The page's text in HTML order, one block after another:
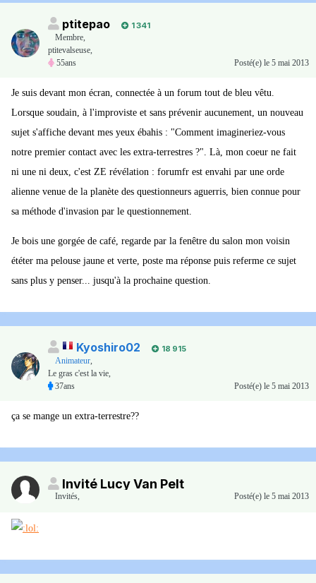
ptitepao
1 341
Membre,
ptitevalseuse,
55ans
Posté(e) le 5 mai 2013
Je suis devant mon écran, connectée à un forum tout de bleu vêtu.
Lorsque soudain, à l'improviste et sans prévenir aucunement, un nouveau
sujet s'affiche devant mes yeux ébahis : "Comment imagineriez-vous
notre premier contact avec les extra-terrestres ?". Là, mon coeur ne fait
ni une ni deux, c'est ZE révélation : forumfr est envahi par une orde
alienne venue de la planète des questionneurs aguerris, bien connue pour
sa méthode d'invasion par le questionnement.
Je bois une gorgée de café, regarde par la fenêtre du salon mon voisin
ététer ma pelouse jaune et verte, poste ma réponse puis referme ce sujet
sans plus y penser... jusqu'à la prochaine question.
Kyoshiro02
18 915
Animateur,
Le gras c'est la vie,
37ans
Posté(e) le 5 mai 2013
ça se mange un extra-terrestre??
Invité Lucy Van Pelt
Invités, Posté(e) le 5 mai 2013